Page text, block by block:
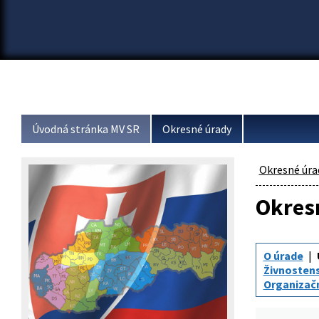
Úvodná stránka MV SR Okresné úrady
Okresné
O úrade